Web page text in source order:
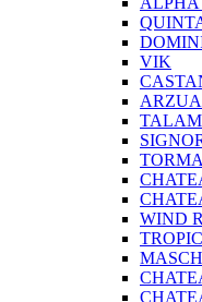
VIK
WIND